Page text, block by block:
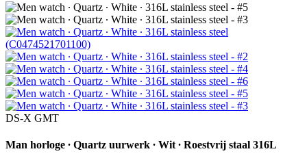
DS-X GMT
Man horloge ∙ Quartz uurwerk ∙ Wit ∙ Roestvrij staal 316L